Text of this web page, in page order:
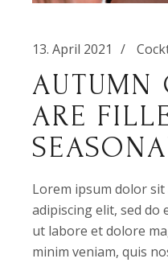
13. April 2021
AUTUMN
ARE
Lorem ipsum dolor
adipiscing elit, sed
ut labore et dolore
minim veniam, quis